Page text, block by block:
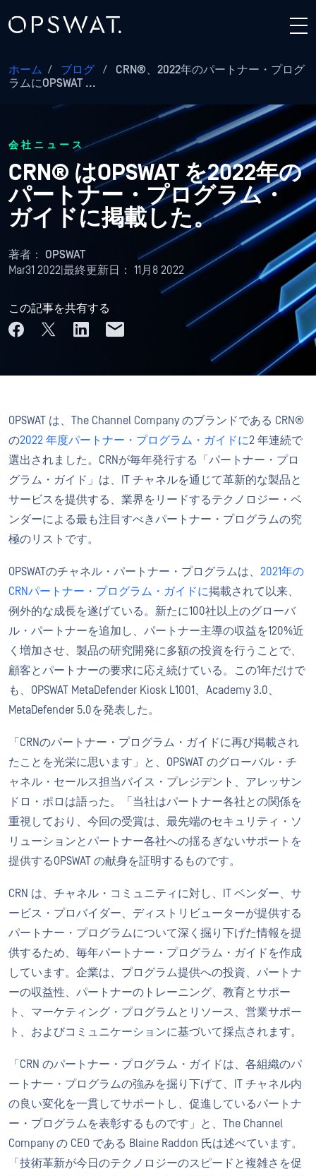
ホーム / ブログ /
CRN®、2022年のパートナー・プログ
ラムにOPSWAT ...
会社ニュース
CRN® はOPSWAT を2022年の
パートナー・プログラム・
ガイドに掲載した。
著者： OPSWAT
Mar31 2022 最終更新日： 11月8 2022
この記事を共有する
OPSWAT は、The Channel Company のブランドである CRN®
の2022 年度パートナー・プログラム・ガイドに2 年連続で
選出されました。CRNが毎年発行する「パートナー・プロ
グラム・ガイド」は、IT チャネルを通じて革新的な製品と
サービスを提供する、業界をリードするテクノロジー・ベ
ンダーによる最も注目すべきパートナー・プログラムの究
極のリストです。
OPSWATのチャネル・パートナー・プログラムは、 2021年の
CRNパートナー・プログラム・ガイドに掲載されて以来、
例外的な成長を遂げている。新たに100社以上のグローバ
ル・パートナーを追加し、パートナー主導の収益を120%近
く増加させ、製品の研究開発に多額の投資を行うことで、
顧客とパートナーの要求に応え続けている。この1年だけで
も、OPSWAT MetaDefender Kiosk L1001、Academy 3.0、
MetaDefender 5.0を発表した。
「CRNのパートナー・プログラム・ガイドに再び掲載され
たことを光栄に思います」と、OPSWAT のグローバル・チ
ャネル・セールス担当バイス・プレジデント、アレッサン
ドロ・ポロは語った。「当社はパートナー各社との関係を
重視しており、今回の受賞は、最先端のセキュリティ・ソ
リューションとパートナー各社への揺るぎないサポートを
提供するOPSWAT の献身を証明するものです。
CRN は、チャネル・コミュニティに対し、IT ベンダー、サ
ービス・プロバイダー、ディストリビューターが提供する
パートナー・プログラムについて深く掘り下げた情報を提
供するため、毎年パートナー・プログラム・ガイドを作成
しています。企業は、プログラム提供への投資、パートナ
ーの収益性、パートナーのトレーニング、教育とサポー
ト、マーケティング・プログラムとリソース、営業サポー
ト、およびコミュニケーションに基づいて採点されます。
「CRN のパートナー・プログラム・ガイドは、各組織のパ
ートナー・プログラムの強みを掘り下げて、IT チャネル内
の良い変化を一貫してサポートし、促進しているパートナ
ー・プログラムを表彰するものです」と、The Channel
Company の CEO である Blaine Raddon 氏は述べています。
「技術革新が今日のテクノロジーのスピードと複雑さを促